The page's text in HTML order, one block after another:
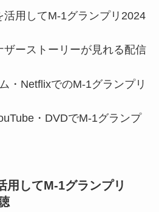
活用してM-1グランプリ2024
ザーストーリーが見れる配信
・NetflixでのM-1グランプリ
・DVDでM-1グランプ
用してM-1グランプリ